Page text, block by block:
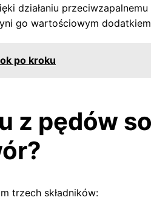
działaniu
go wartościowym
po kroku
z pędów
trzech składników: